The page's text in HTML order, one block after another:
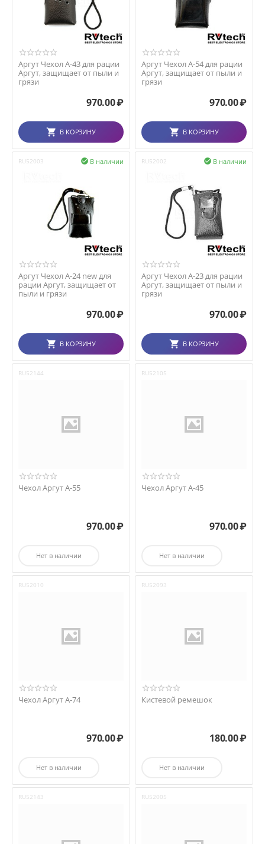
Аргут Чехол А-43 для рации
Аргут, защищает от пыли и
грязи
970.00₽
В КОРЗИНУ
Аргут Чехол А-54 для рации
Аргут, защищает от пыли и
грязи
970.00₽
В КОРЗИНУ
RU52003 В наличии

Аргут Чехол А-24 new для
рации Аргут, защищает от
пыли и грязи
970.00₽
В КОРЗИНУ
RU52002 В наличии

Аргут Чехол А-23 для рации
Аргут, защищает от пыли и
грязи
970.00₽
В КОРЗИНУ
RU52144
Чехол Аргут А-55
970.00₽
Нет в наличии
RU52105
Чехол Аргут А-45
970.00₽
Нет в наличии
RU52010
Чехол Аргут А-74
970.00₽
Нет в наличии
RU52093
Кистевой ремешок
180.00₽
Нет в наличии
RU52143 RU52005